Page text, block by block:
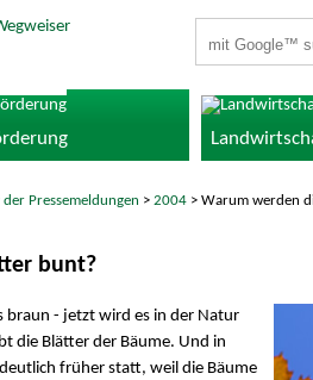
Pressemeldungen >2004 > Warum werden
bunt?
braun - jetzt wird es in der Natur
die Blätter der Bäume. Und in
früher statt, weil die Bäume